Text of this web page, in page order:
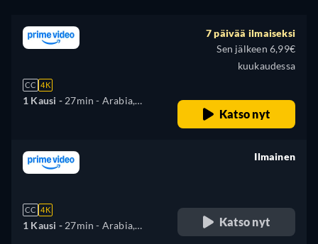
CC 4K
1 Kausi - 27min - Arabia,
Hollannin kieli, Puola,
Portugali, Venäjä, Turkki
7 päivää ilmaiseksi
Sen jälkeen 6,99€
kuukaudessa
Katso nyt
CC 4K
1 Kausi - 27min - Arabia,
Ilmainen
Katso nyt